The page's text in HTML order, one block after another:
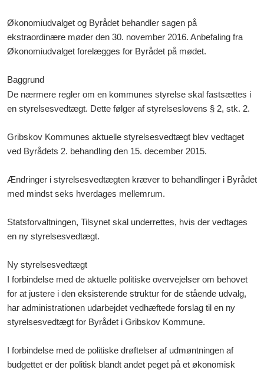
Økonomiudvalget og Byrådet behandler sagen på
ekstraordinære møder den 30. november 2016. Anbefaling fra
Økonomiudvalget forelægges for Byrådet på mødet.
Baggrund
De nærmere regler om en kommunes styrelse skal fastsættes i
en styrelsesvedtægt. Dette følger af styrelseslovens § 2, stk. 2.
Gribskov Kommunes aktuelle styrelsesvedtægt blev vedtaget
ved Byrådets 2. behandling den 15. december 2015.
Ændringer i styrelsesvedtægten kræver to behandlinger i Byrådet
med mindst seks hverdages mellemrum.
Statsforvaltningen, Tilsynet skal underrettes, hvis der vedtages
en ny styrelsesvedtægt.
Ny styrelsesvedtægt
I forbindelse med de aktuelle politiske overvejelser om behovet
for at justere i den eksisterende struktur for de stående udvalg,
har administrationen udarbejdet vedhæftede forslag til en ny
styrelsesvedtægt for Byrådet i Gribskov Kommune.
I forbindelse med de politiske drøftelser af udmøntningen af
budgettet er der politisk blandt andet peget på et økonomisk